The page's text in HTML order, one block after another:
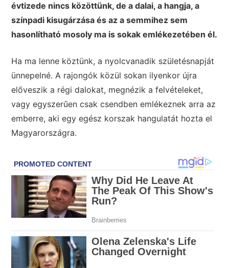
évtizede nincs közöttünk, de a dalai, a hangja, a
színpadi kisugárzása és az a semmihez sem
hasonlítható mosoly ma is sokak emlékezetében él.
Ha ma lenne köztünk, a nyolcvanadik születésnapját
ünnepelné. A rajongók közül sokan ilyenkor újra
előveszik a régi dalokat, megnézik a felvételeket,
vagy egyszerűen csak csendben emlékeznek arra az
emberre, aki egy egész korszak hangulatát hozta el
Magyarországra.